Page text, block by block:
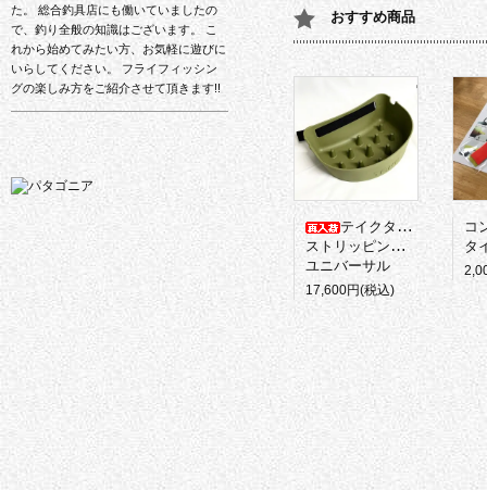
おすすめ商品
テイクタックル
ストリッピングバスケット
ユニバーサル
17,600円(税込)
コ
タ
た。 総合釣具店にも働いていましたの
で、釣り全般の知識はございます。 こ
れから始めてみたい方、お気軽に遊びに
いらしてください。 フライフィッシン
グの楽しみ方をご紹介させて頂きます!!